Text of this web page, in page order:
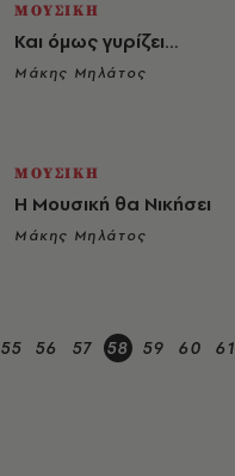
ΜΟΥΣΙΚΗ
Και όμως γυρίζει…
Μάκης Μηλάτος
ΜΟΥΣΙΚΗ
Η Μουσική θα Νικήσει
Μάκης Μηλάτος
55 56 57 58 59 60 61